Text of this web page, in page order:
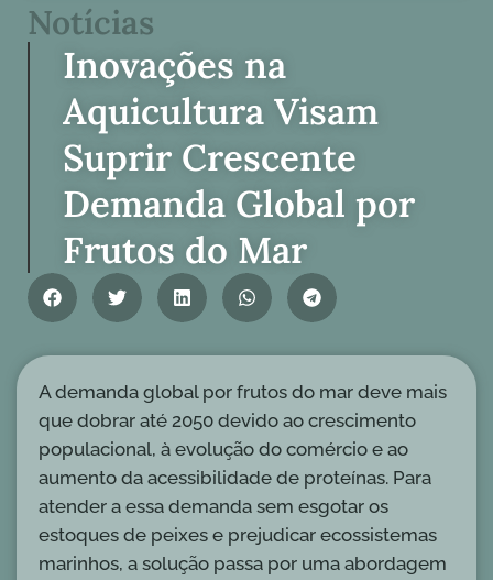
Notícias
Inovações na
Aquicultura Visam
Suprir Crescente
Demanda Global por
Frutos do Mar
A demanda global por frutos do mar deve mais
que dobrar até 2050 devido ao crescimento
populacional, à evolução do comércio e ao
aumento da acessibilidade de proteínas. Para
atender a essa demanda sem esgotar os
estoques de peixes e prejudicar ecossistemas
marinhos, a solução passa por uma abordagem